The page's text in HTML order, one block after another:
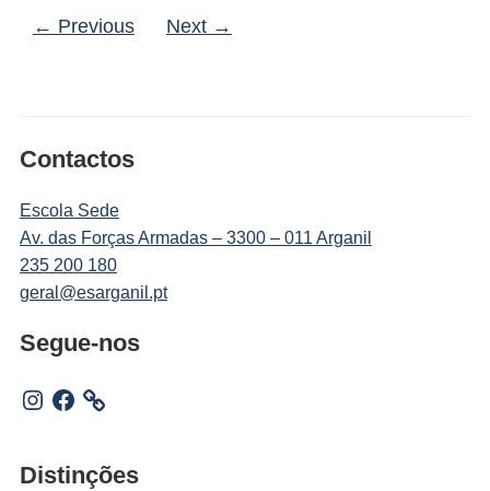
← Previous Next →
Contactos
Escola Sede
Av. das Forças Armadas – 3300 – 011 Arganil
235 200 180
geral@esarganil.pt
Segue-nos
Instagram
Facebook
Distinções